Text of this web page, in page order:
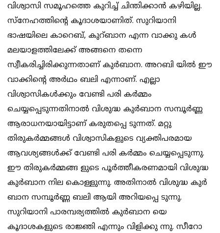
വിശ്വാസി സമൂഹത്തെ കുറിച്ച് ചിന്തിക്കാന്‍ കഴിയില്ല.
സ്‌നേഹത്തിന്റെ കൂദാശയാണിത്. സുറിയാനി
ഭാഷയിലെ കാറെബ്, കുറ്ബാന എന്ന വാക്കു കള്‍
മലയാളത്തിലേക്ക് അങ്ങനെ തന്നെ
സ്വീകരിച്ചിരിക്കുന്നതാണ് കുര്‍ബാന. അറബി യില്‍ ഈ
വാക്കിന്റെ അര്‍ഥം ബലി എന്നാണ്. എല്ലാ
വിശ്വാസികള്‍ക്കും വേണ്ടി പരി കര്‍മ്മം
ചെയ്യപ്പെടുന്നതിനാല്‍ വിശുദ്ധ കുര്‍ബാന സമ്പൂര്‍ണ്ണ
ആരാധനയായിട്ടാണ് കരുതപ്പെ ടുന്നത്. മറ്റു
തിരുകര്‍മ്മങ്ങള്‍ വിശ്വാസികളുടെ വ്യക്തിപരമായ
ആവശ്യങ്ങള്‍ക്ക് വേണ്ടി പരി കര്‍മ്മം ചെയ്യപ്പെടുന്നു.
ഈ തിരുകര്‍മ്മങ്ങ ളുടെ പൂര്‍ത്തീകരണമായി വിശുദ്ധ
കുര്‍ബാന നില കൊള്ളുന്നു. അതിനാല്‍ വിശുദ്ധ കുര്‍
ബാന സമ്പൂര്‍ണ്ണ ബലി ആയി അറിയപ്പെ ടുന്നു.
സുറിയാനി പാരമ്പര്യത്തില്‍ കുര്‍ബാന യെ
കൂദാശകളുടെ രാജ്ഞി എന്നും വിളിക്കു ന്നു. സീറോ